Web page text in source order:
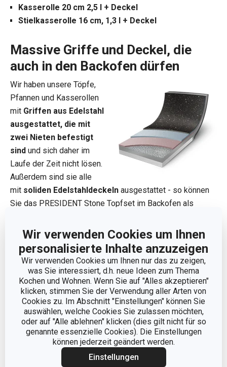
Wir verwenden Cookies um Ihnen
personalisierte Inhalte anzuzeigen
Wir verwenden Cookies um Ihnen nur das zu zeigen,
was Sie interessiert, d.h. neue Ideen zum Thema
Kochen und Wohnen. Wenn Sie auf "Alles akzeptieren"
klicken, stimmen Sie der Verwendung aller Arten von
Cookies zu. Im Abschnitt "Einstellungen" können Sie
auswählen, welche Cookies Sie zulassen möchten,
oder auf "Alle ablehnen" klicken (dies gilt nicht für so
genannte essenzielle Cookies). Die Einstellungen
können jederzeit geändert werden.
Einstellungen
Kasserolle 20 cm 2,5 l + Deckel
Stielkasserolle 16 cm, 1,3 l + Deckel
Massive Griffe und Deckel, die
auch in den Backofen dürfen
Wir haben unsere Töpfe,
Pfannen und Kasserollen
mit Griffen aus Edelstahl
ausgestattet, die mit
zwei Nieten befestigt
sind und sich daher im
Laufe der Zeit nicht lösen.
Außerdem sind sie alle
mit soliden Edelstahldeckeln ausgestattet - so können
Sie das PRESIDENT Stone Topfset im Backofen als
verwenden. Natürlich sorgt der Sandwich-Induktionsboden
dafür, dass das Kochgeschirr über die gesamte Fläche
gleichmäßig erhitzt wird.
Das PRESIDENT Stone Kochgeschirr isteinzeln oder im
praktischen 8-teiligen Topfseterhältlich und kann
bedenkenlos in der Spülmaschine gereinigt werden. Dank
der hochwertigen Qualität bieten wir Ihnen eine
außergewöhnliche5-Jahres-Garantieauf das